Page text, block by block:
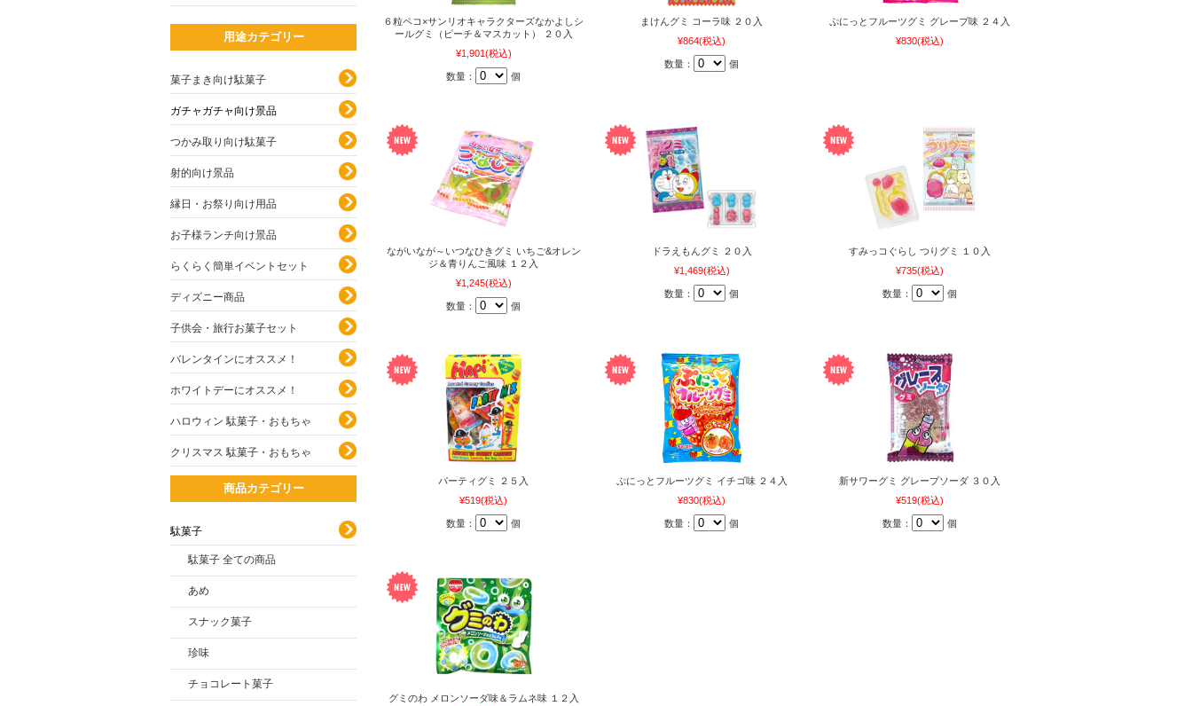
６粒ペコ×サンリオキャラクターズなかよしシ
ールグミ（ピーチ＆マスカット） ２０入
¥1,901(税込)
数量： 個
まけんグミ コーラ味 ２０入
¥864(税込)
数量： 個
ぷにっとフルーツグミ グレープ味 ２４入
¥830(税込)
ながいなが～いつなひきグミ いちご&オレン
ジ＆青りんご風味 １２入
¥1,245(税込)
数量： 個
ドラえもんグミ ２０入
¥1,469(税込)
数量： 個
すみっコぐらし つりグミ １０入
¥735(税込)
数量： 個
パーティグミ ２５入
¥519(税込)
数量： 個
ぷにっとフルーツグミ イチゴ味 ２４入
¥830(税込)
数量： 個
新サワーグミ グレープソーダ ３０入
¥519(税込)
数量： 個
グミのわ メロンソーダ味＆ラムネ味 １２入
用途カテゴリー
菓子まき向け駄菓子
ガチャガチャ向け景品
つかみ取り向け駄菓子
射的向け景品
縁日・お祭り向け用品
お子様ランチ向け景品
らくらく簡単イベントセット
ディズニー商品
子供会・旅行お菓子セット
バレンタインにオススメ！
ホワイトデーにオススメ！
ハロウィン 駄菓子・おもちゃ
クリスマス 駄菓子・おもちゃ
商品カテゴリー
駄菓子
駄菓子 全ての商品
あめ
スナック菓子
珍味
チョコレート菓子